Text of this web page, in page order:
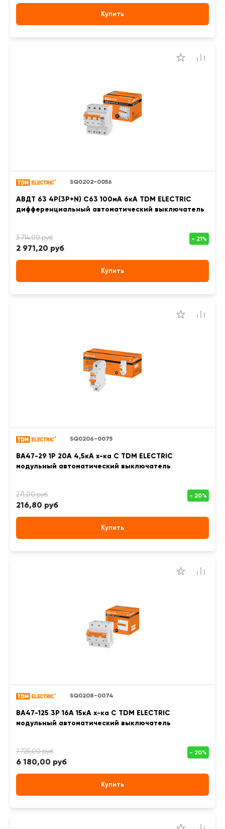
Купить
SQ0202-0056
АВДТ 63 4P(3Р+N) C63 100мА 6кА TDM ELECTRIC
дифференциальный автоматический выключатель
2 971,20 руб
Купить
SQ0206-0075
ВА47-29 1Р 20А 4,5кА х-ка С TDM ELECTRIC
модульный автоматический выключатель
216,80 руб
Купить
SQ0208-0074
ВА47-125 3Р 16А 15кА х-ка С TDM ELECTRIC
модульный автоматический выключатель
6 180,00 руб
Купить